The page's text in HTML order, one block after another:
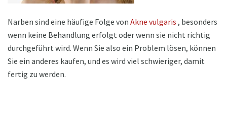
Narben sind eine häufige Folge von Akne vulgaris , besonders
wenn keine Behandlung erfolgt oder wenn sie nicht richtig
durchgeführt wird. Wenn Sie also ein Problem lösen, können
Sie ein anderes kaufen, und es wird viel schwieriger, damit
fertig zu werden.